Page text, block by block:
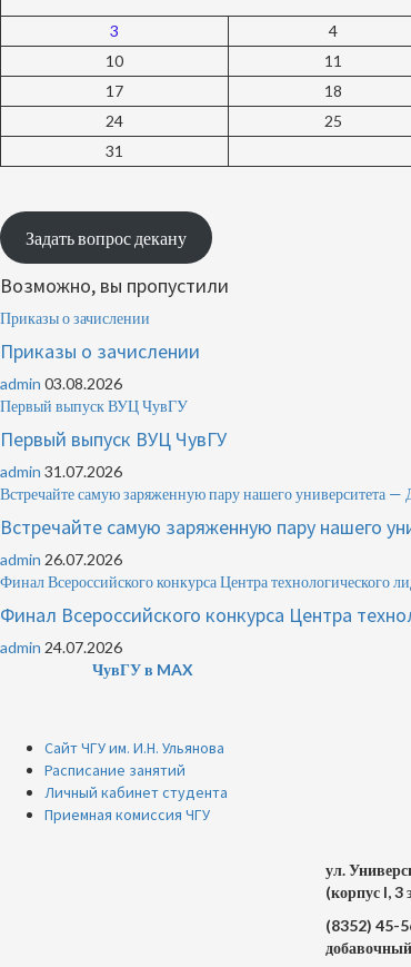
3
4
10
11
17
18
24
25
31
Задать вопрос декану
Возможно, вы пропустили
Приказы о зачислении
Приказы о зачислении
admin 03.08.2026
Первый выпуск ВУЦ ЧувГУ
Первый выпуск ВУЦ ЧувГУ
admin 31.07.2026
Встречайте самую заряженную пару нашего
Встречайте самую заряженную пару
admin 26.07.2026
Финал Всероссийского конкурса Центра технологического
Финал Всероссийского конкурса Центра
admin 24.07.2026
ЧувГУ в MAX
Сайт ЧГУ им. И.Н. Ульянова
Расписание занятий
Личный кабинет студента
Приемная комиссия ЧГУ
ул.
(корпус I, 3
(8352) 45-